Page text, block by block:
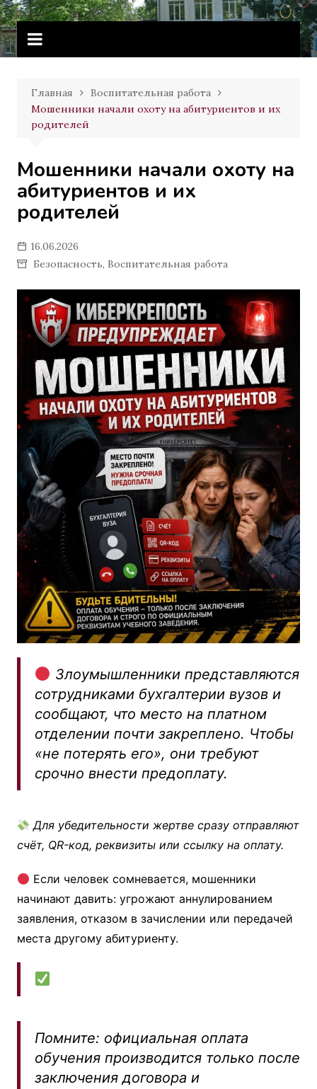
Перейти
к
содержимому
Витебское государственное
училище олимпийского резерва
Главная
Воспитательная работа
Мошенники начали охоту на абитуриентов и их
родителей
Мошенники начали охоту на
абитуриентов и их
родителей
16.06.2026
Безопасность, Воспитательная работа
Злоумышленники представляются
сотрудниками бухгалтерии вузов и
сообщают, что место на платном
отделении почти закреплено. Чтобы
«не потерять его», они требуют
срочно внести предоплату.
Для убедительности жертве сразу отправляют
счёт, QR-код, реквизиты или ссылку на оплату.
Если человек сомневается, мошенники
начинают давить: угрожают аннулированием
заявления, отказом в зачислении или передачей
места другому абитуриенту.
Помните: официальная оплата
обучения производится только после
заключения договора и